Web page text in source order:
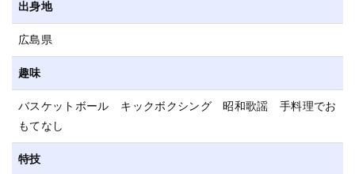
出身地
広島県
趣味
バスケットボール キックボクシング 昭和歌謡 手料理でお
もてなし
特技